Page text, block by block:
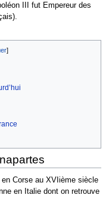
III fut Empereur des
Corse au XVIième siècle
en Italie dont on retrouve